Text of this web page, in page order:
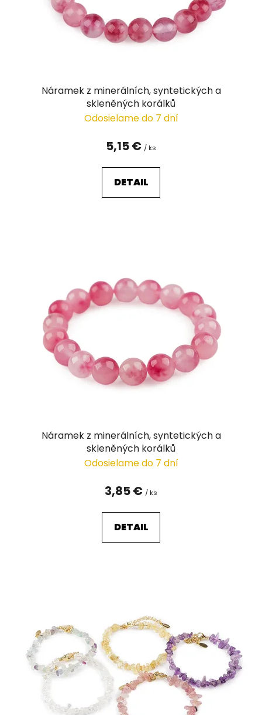
Náramek z minerálních, syntetických a
skleněných korálků
Odosielame do 7 dní
5,15 € / ks
DETAIL
Náramek z minerálních, syntetických a
skleněných korálků
Odosielame do 7 dní
3,85 € / ks
DETAIL